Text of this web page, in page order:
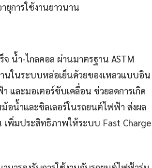
ยุการใช้งานยาวนาน
น้ำ-ไกลคอล ผ่านมาตรฐาน ASTM
านในระบบหล่อเย็นด้วยของเหลวแบบอิน
และมอเตอร์ขับเคลื่อน ช่วยลดการเกิด
น้ำและชิลเลอร์ในรถยนต์ไฟฟ้า ส่งผล
พิ่มประสิทธิภาพให้ระบบ Fast Charge